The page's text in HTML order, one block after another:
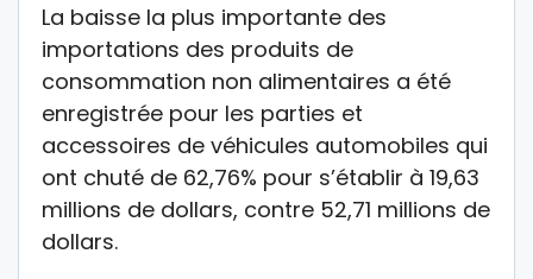
La baisse la plus importante des
importations des produits de
consommation non alimentaires a été
enregistrée pour les parties et
accessoires de véhicules automobiles qui
ont chuté de 62,76% pour s’établir à 19,63
millions de dollars, contre 52,71 millions de
dollars.